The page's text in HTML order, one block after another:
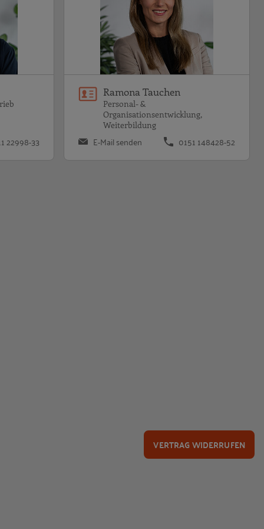
22998-33
Ramona Tauchen
Personal- &
Organisationsentwicklung,
Weiterbildung
E-Mail senden 0151 148428-52
VERTRAG WIDERRUFEN